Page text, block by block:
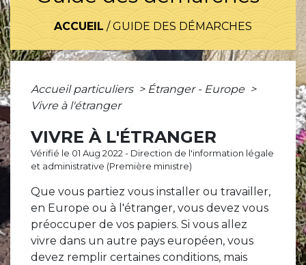
ACCUEIL /GUIDE DES DÉMARCHES
Accueil particuliers > Étranger - Europe >
Vivre à l'étranger
VIVRE À L'ÉTRANGER
Vérifié le 01 Aug 2022 - Direction de l'information légale
et administrative (Première ministre)
Que vous partiez vous installer ou travailler,
en Europe ou à l'étranger, vous devez vous
préoccuper de vos papiers. Si vous allez
vivre dans un autre pays européen, vous
devez remplir certaines conditions, mais